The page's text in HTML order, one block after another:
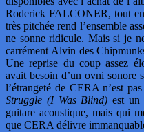
Roderick FALCONER, tout
très pitchée rend l’ensemble
ne sonne ridicule. Mais si je
carrément Alvin des
Une reprise du coup assez
avait besoin d’un ovni sonore
l’étrangeté de CERA n’est
Struggle (I Was Blind) est un
guitare acoustique, mais qui
que CERA délivre